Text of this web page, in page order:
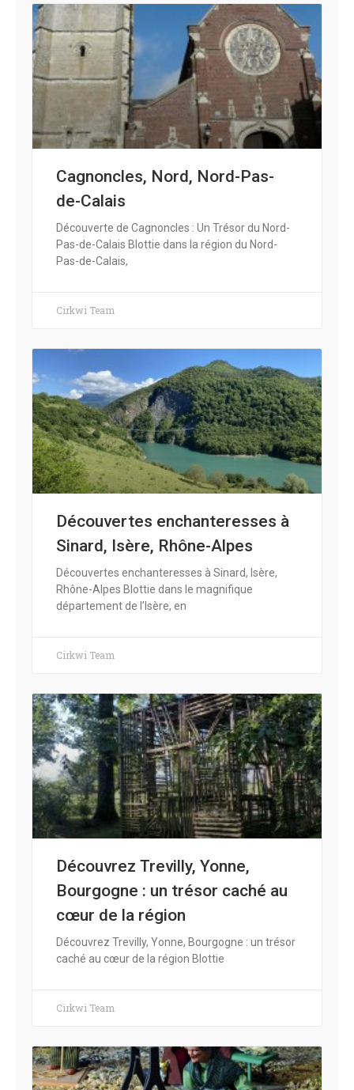
Cagnoncles, Nord, Nord-Pas-
de-Calais
Découverte de Cagnoncles : Un Trésor du Nord-
Pas-de-Calais Blottie dans la région du Nord-
Pas-de-Calais,
Cirkwi Team
Découvertes enchanteresses à
Sinard, Isère, Rhône-Alpes
Découvertes enchanteresses à Sinard, Isère,
Rhône-Alpes Blottie dans le magnifique
département de l’Isère, en
Cirkwi Team
Découvrez Trevilly, Yonne,
Bourgogne : un trésor caché au
cœur de la région
Découvrez Trevilly, Yonne, Bourgogne : un trésor
caché au cœur de la région Blottie
Cirkwi Team